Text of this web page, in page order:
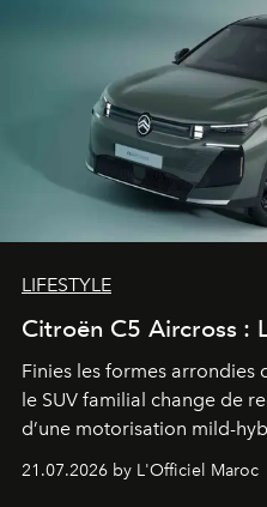
LIFESTYLE
Citroën C5 Aircross :
Finies les formes arrondies
le SUV familial change de
d’une motorisation mild-
économe. à n’en pas
gagné en maturité.
21.07.2026 by L'Officiel Maroc